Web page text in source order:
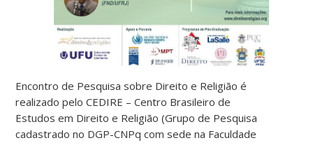
Encontro de Pesquisa sobre Direito e Religião é
realizado pelo CEDIRE – Centro Brasileiro de
Estudos em Direito e Religião (Grupo de Pesquisa
cadastrado no DGP-CNPq com sede na Faculdade